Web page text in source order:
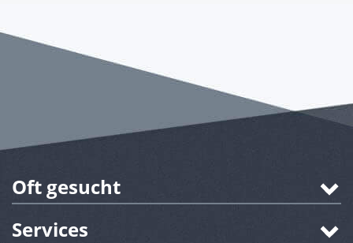
Oft gesucht
Services